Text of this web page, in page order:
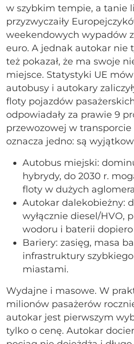
w szybkim tempie, a tanie
przyzwyczaiły
weekendowych wypadów
euro. A jednak autokar nie
też pokazał, że ma swoje
miejsce. Statystyki UE
autobusy i autokary
floty pojazdów
odpowiadały za prawie 9
przewozowej w transporcie
oznacza jedno: są
Autobus miejski:
hybrydy, do 2030 r.
floty w dużych
Autokar dalekobieżny:
wyłącznie diesel/HVO,
wodoru i baterii dopiero
Bariery: zasięg, masa
infrastruktury
miastami.
Wydajne i masowe. W
milionów pasażerów
autokar jest pierwszym
tylko o cenę. Autokar